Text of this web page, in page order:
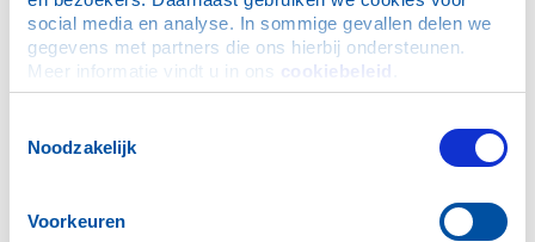
social media en analyse. In sommige gevallen delen we
gegevens met partners die ons hierbij ondersteunen.
Meer informatie vindt u in ons cookiebeleid
Noodzakelijk
Voorkeuren
Commissies:
Voorzitter Vocational Service
Haar, M.A.S.M. ter (Marc)